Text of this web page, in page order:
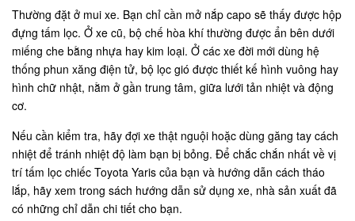
Thường đặt ở mui xe. Bạn chỉ cần mở nắp capo sẽ thấy được hộp
đựng tấm lọc. Ở xe cũ, bộ chế hòa khí thường được ẩn bên dưới
miếng che bằng nhựa hay kim loại. Ở các xe đời mới dùng hệ
thống phun xăng điện tử, bộ lọc gió được thiết kế hình vuông hay
hình chữ nhật, nằm ở gần trung tâm, giữa lưới tản nhiệt và động
cơ.
Nếu cần kiểm tra, hãy đợi xe thật nguội hoặc dùng găng tay cách
nhiệt để tránh nhiệt độ làm bạn bị bỏng. Để chắc chắn nhất về vị
trí tấm lọc chiếc Toyota Yaris của bạn và hướng dẫn cách tháo
lắp, hãy xem trong sách hướng dẫn sử dụng xe, nhà sản xuất đã
có những chỉ dẫn chi tiết cho bạn.